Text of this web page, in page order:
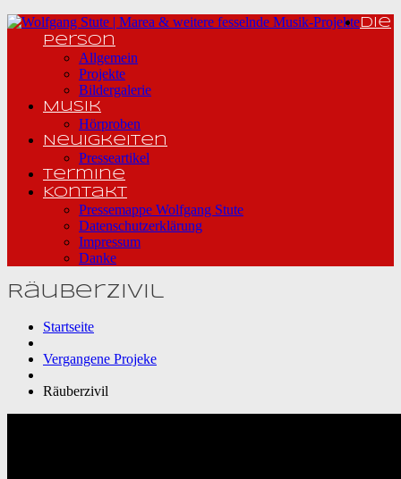
Die
Person
Allgemein
Projekte
Bildergalerie
Musik
Hörproben
Neuigkeiten
Presseartikel
Termine
Kontakt
Pressemappe Wolfgang Stute
Datenschutzerklärung
Impressum
Danke
Räuberzivil
Startseite
Vergangene Projeke
Räuberzivil